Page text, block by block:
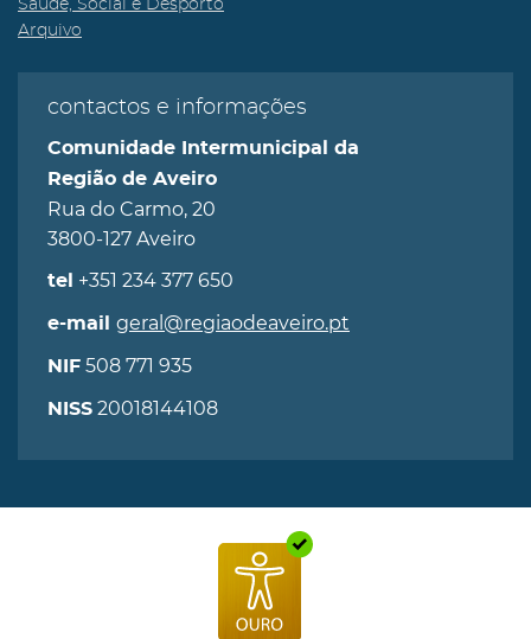
Saúde, Social e Desporto
Arquivo
contactos e informações
Comunidade Intermunicipal da
Região de Aveiro
Rua do Carmo, 20
3800-127 Aveiro
tel +351 234 377 650
e-mail geral@regiaodeaveiro.pt
NIF 508 771 935
NISS 20018144108